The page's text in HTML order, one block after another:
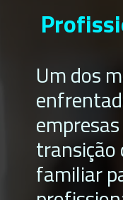
Um dos
transição
familiar